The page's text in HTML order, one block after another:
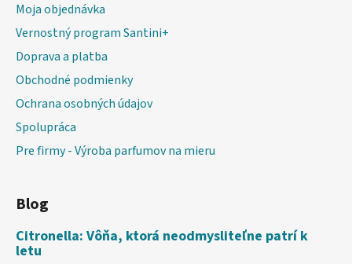
Moja objednávka
Vernostný program Santini+
Doprava a platba
Obchodné podmienky
Ochrana osobných údajov
Spolupráca
Pre firmy - Výroba parfumov na mieru
Blog
Citronella: Vôňa, ktorá neodmysliteľne patrí k
letu